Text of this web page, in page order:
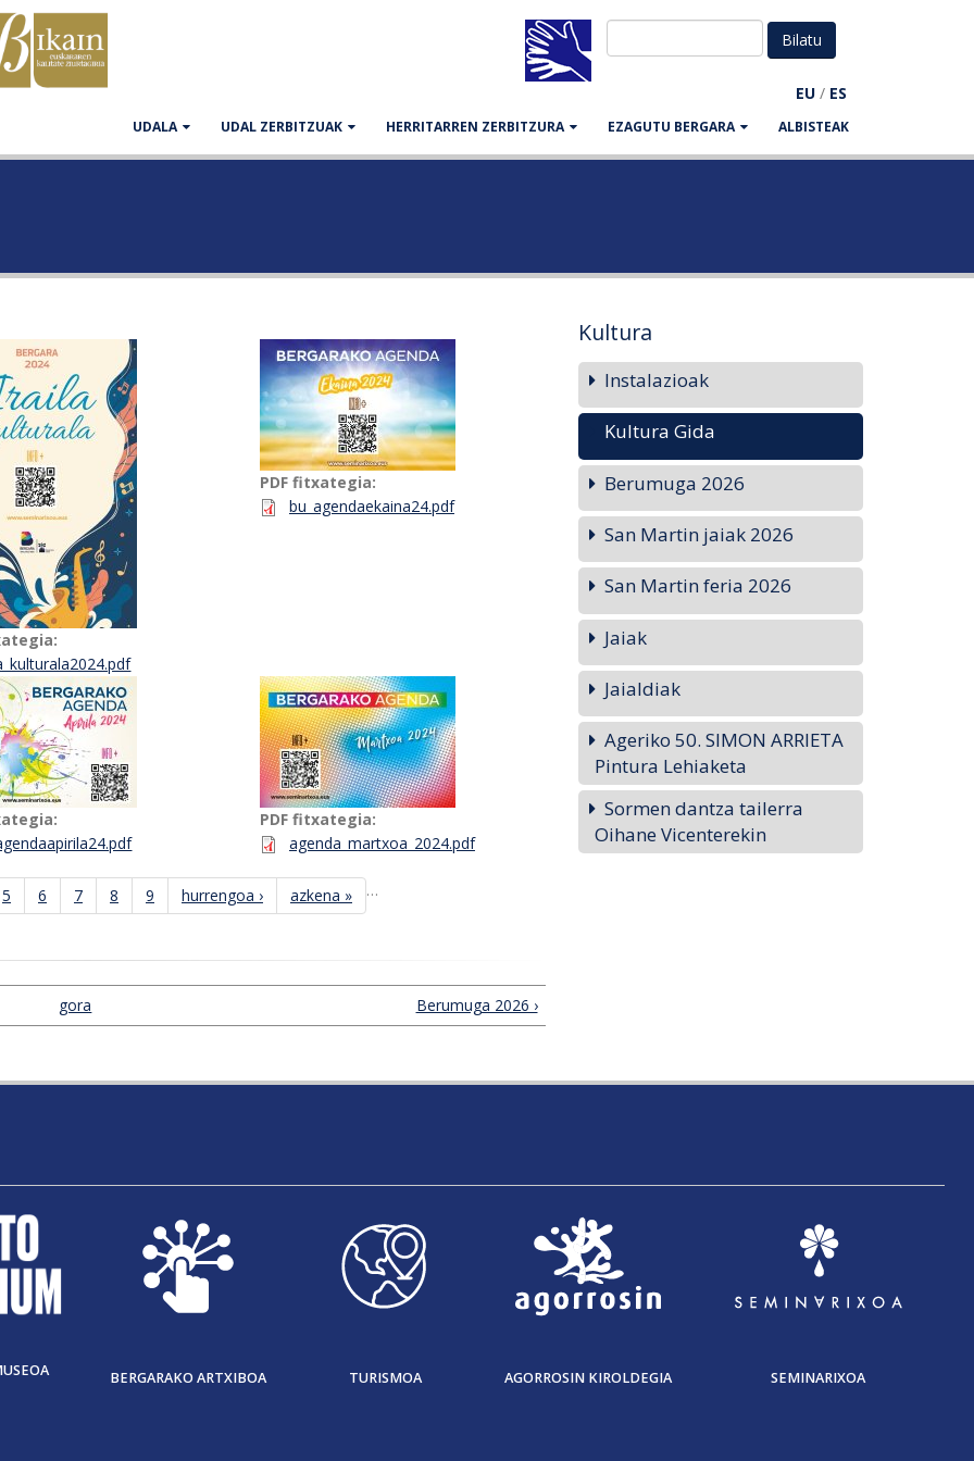
EU / ES
UDALA UDAL ZERBITZUAK HERRITARREN ZERBITZURA EZAGUTU BERGARA ALBISTEAK
PDF fitxategia:
bu_agendaekaina24.pdf
PDF fitxategia:
agenda_martxoa_2024.pdf
5 6 7 8 9 …
hurrengoa › azkena »
gora Berumuga 2026 ›
Kultura
Instalazioak
Kultura Gida
Berumuga 2026
San Martin jaiak 2026
San Martin feria 2026
Jaiak
Jaialdiak
Ageriko 50. SIMON ARRIETA
Pintura Lehiaketa
Sormen dantza tailerra
Oihane Vicenterekin
BERGARAKO ARTXIBOA TURISMOA AGORROSIN KIROLDEGIA SEMINARIXOA